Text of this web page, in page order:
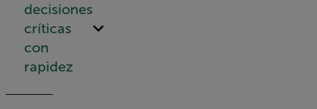
decisiones
críticas
con
rapidez